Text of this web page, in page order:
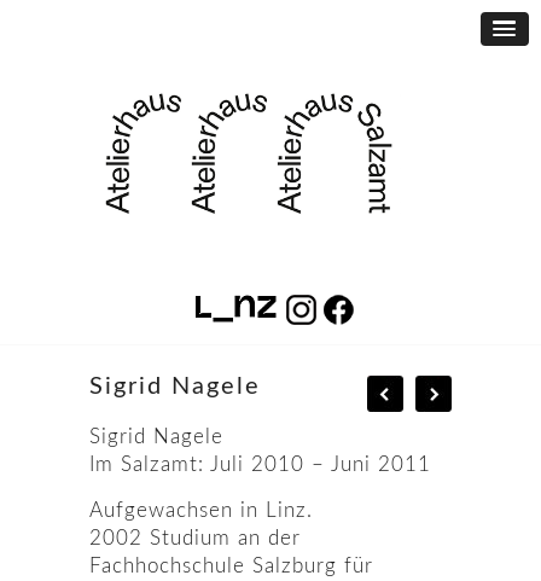
Sigrid Nagele
Sigrid Nagele
Im Salzamt: Juli 2010 – Juni 2011
Aufgewachsen in Linz.
2002 Studium an der
Fachhochschule Salzburg für